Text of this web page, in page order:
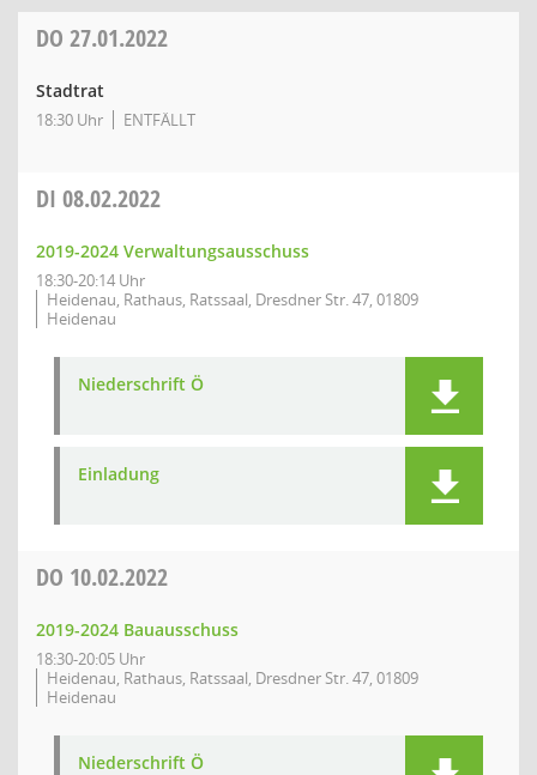
DO 27.01.2022
Stadtrat
18:30 Uhr ENTFÄLLT
DI 08.02.2022
2019-2024 Verwaltungsausschuss
18:30-20:14 Uhr
Heidenau, Rathaus, Ratssaal, Dresdner Str. 47, 01809
Heidenau
Niederschrift Ö
Einladung
DO 10.02.2022
2019-2024 Bauausschuss
18:30-20:05 Uhr
Heidenau, Rathaus, Ratssaal, Dresdner Str. 47, 01809
Heidenau
Niederschrift Ö